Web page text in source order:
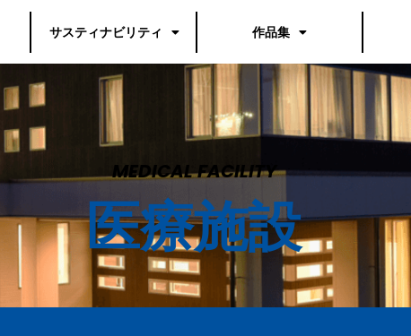
サスティナビリティ 作品集
MEDICAL FACILITY
医療施設